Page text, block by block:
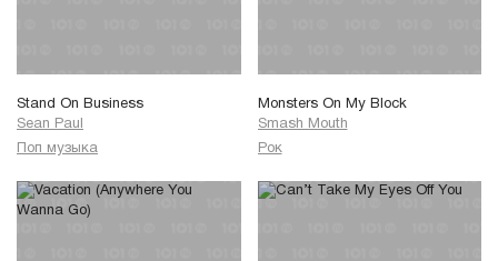
Stand On Business
Sean Paul
Поп музыка
Monsters On My Block
Smash Mouth
Рок